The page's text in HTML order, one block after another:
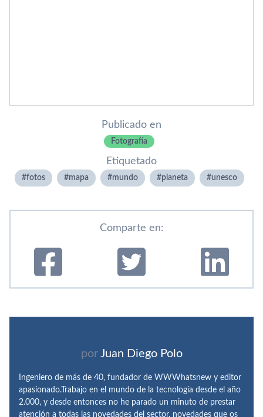
Publicado en
Fotografí­a
Etiquetado
fotos mapa mundo planeta unesco
Comparte en:
por Juan Diego Polo
Ingeniero de más de 40, fundador de WWWhatsnew y editor
apasionado.Trabajo en el mundo de la tecnología desde el año
2.000, y desde entonces no he parado un minuto de prestar
atención a todas las novedades del sector, novedades que os